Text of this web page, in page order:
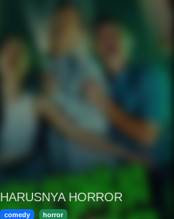
HARUSNYA HORROR
comedy horror